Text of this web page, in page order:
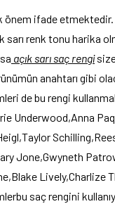
önem ifade
sarı renk tonu harika
açık sarı saç rengisize
anahtarı gibi
de bu rengi
Underwood,Anna
Jone,Gwyneth
Lively,Charlize
saç rengini